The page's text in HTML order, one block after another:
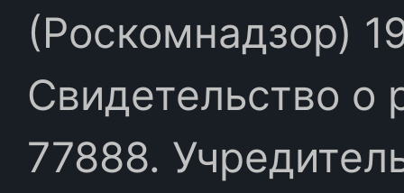
(Роскомнадзор)
Свидетельство
77888.